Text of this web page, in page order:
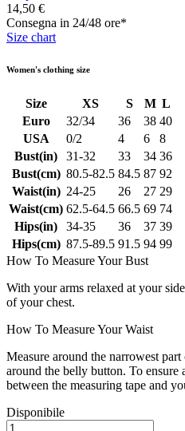
14,50 €
Consegna in 24/48 ore*
Size chart
Women's clothing size
Size XS S M L
Euro
32/34 36 38 40
USA
0/2 4 6
8
Bust(in)
31-32 33 34 36
Bust(cm) 80.5-82.5 84.5 87 92
Waist(in) 24-25 26 27 29
Waist(cm) 62.5-64.5 66.5 69 74
Hips(in)
34-35 36 37 39
Hips(cm) 87.5-89.5 91.5 94 99
How To Measure Your Bust
With your arms relaxed at your
of your chest.
How To Measure Your Waist
Measure around the narrowest
around the belly button. To
between the measuring tape and
Disponibile